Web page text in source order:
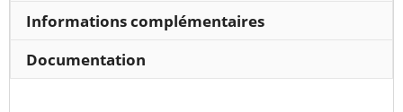
Informations complémentaires
Documentation